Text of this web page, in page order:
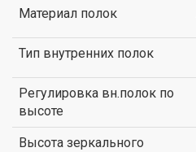
Материал полок
Тип внутренних полок
Регулировка вн.полок по
высоте
Высота зеркального